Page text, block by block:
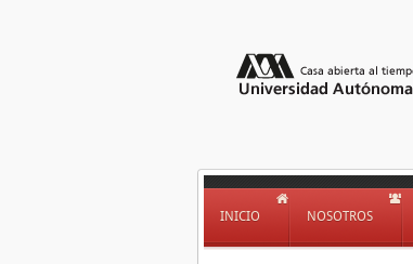
INICIO NOSOTROS